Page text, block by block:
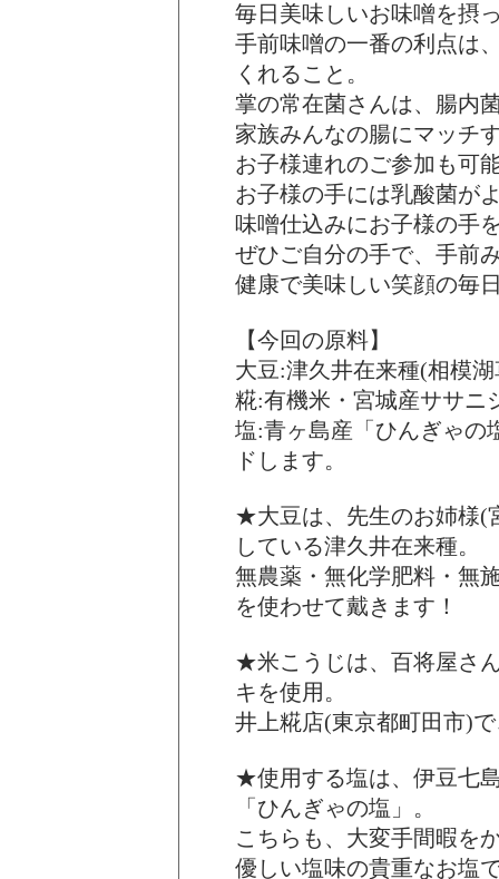
毎日美味しいお味噌を摂
手前味噌の一番の利点は
くれること。
掌の常在菌さんは、腸内
家族みんなの腸にマッチ
お子様連れのご参加も可
お子様の手には乳酸菌が
味噌仕込みにお子様の手
ぜひご自分の手で、手前
健康で美味しい笑顔の毎
【今回の原料】
大豆:津久井在来種(相模
糀:有機米・宮城産ササニ
塩:青ヶ島産「ひんぎゃの
ドします。
★大豆は、先生のお姉様(
している津久井在来種。
無農薬・無化学肥料・無
を使わせて戴きます！
★米こうじは、百将屋さ
キを使用。
井上糀店(東京都町田市)
★使用する塩は、伊豆七
「ひんぎゃの塩」。
こちらも、大変手間暇を
優しい塩味の貴重なお塩